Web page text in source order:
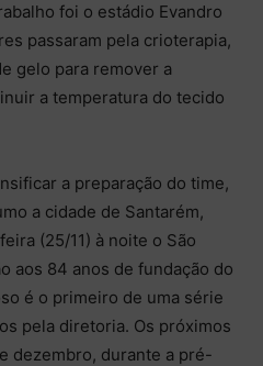
foi o estádio Evandro
passaram pela crioterapia,
gelo para remover a
a temperatura do tecido
a preparação do time,
a cidade de Santarém,
(25/11) à noite o São
aos 84 anos de fundação do
é o primeiro de uma série
pela diretoria. Os próximos
dezembro, durante a pré-